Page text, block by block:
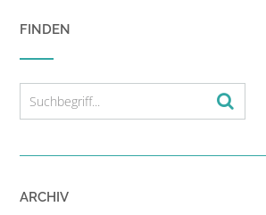
FINDEN
ARCHIV